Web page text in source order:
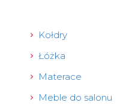
Kołdry
Łóżka
Materace
Meble do salonu